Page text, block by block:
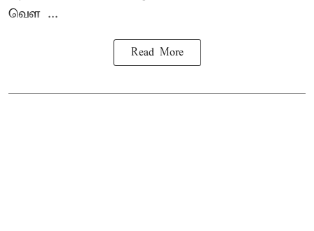
வெள ...
Read More